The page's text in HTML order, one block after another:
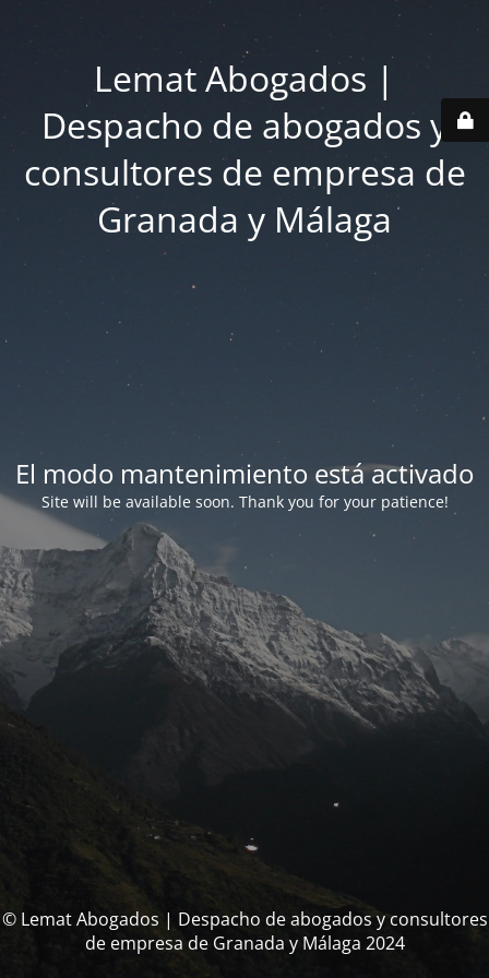
Lemat Abogados |
Despacho de abogados y
consultores de empresa de
Granada y Málaga
El modo mantenimiento está activado
Site will be available soon. Thank you for your patience!
© Lemat Abogados | Despacho de abogados y consultores
de empresa de Granada y Málaga 2024